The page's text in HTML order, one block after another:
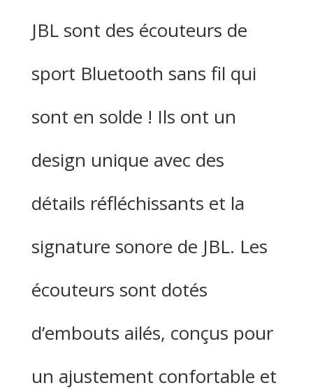
JBL sont des écouteurs de
sport Bluetooth sans fil qui
sont en solde ! Ils ont un
design unique avec des
détails réfléchissants et la
signature sonore de JBL. Les
écouteurs sont dotés
d’embouts ailés, conçus pour
un ajustement confortable et